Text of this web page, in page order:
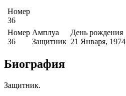
Номер
36
Номер
36
Амплуа
Защитник
День рождения
21 Января, 1974
Биография
Защитник.